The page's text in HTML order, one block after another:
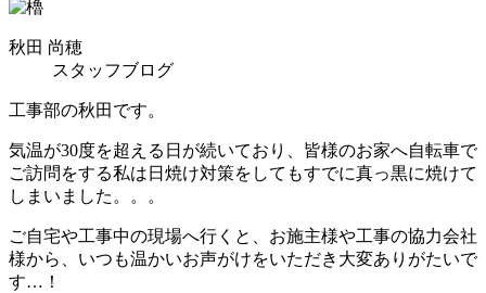
秋田 尚穂
スタッフブログ
工事部の秋田です。
気温が30度を超える日が続いており、皆様のお家へ自転車で
ご訪問をする私は日焼け対策をしてもすでに真っ黒に焼けて
しまいました。。。
ご自宅や工事中の現場へ行くと、お施主様や工事の協力会社
様から、いつも温かいお声がけをいただき大変ありがたいで
す…！